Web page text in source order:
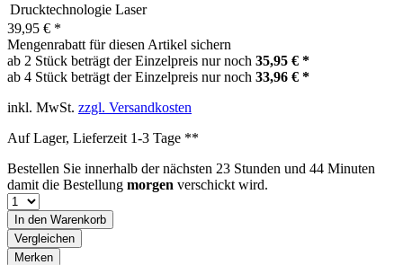
Drucktechnologie Laser
39,95 € *
Mengenrabatt für diesen Artikel sichern
ab 2 Stück beträgt der Einzelpreis nur noch 35,95 € *
ab 4 Stück beträgt der Einzelpreis nur noch 33,96 € *
inkl. MwSt. zzgl. Versandkosten
Auf Lager, Lieferzeit 1-3 Tage **
Bestellen Sie innerhalb der nächsten 23 Stunden und 44 Minuten
damit die Bestellung morgen verschickt wird.
In den Warenkorb
Vergleichen
Merken